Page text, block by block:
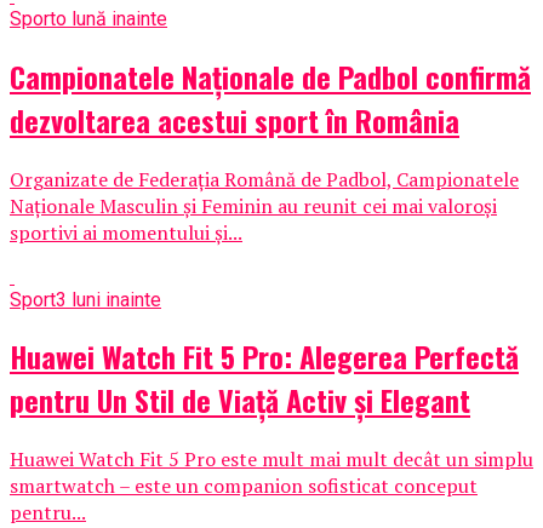
Sporto lună inainte
Campionatele Naționale de Padbol confirmă
dezvoltarea acestui sport în România
Organizate de Federația Română de Padbol, Campionatele
Naționale Masculin și Feminin au reunit cei mai valoroși
sportivi ai momentului și...
Sport3 luni inainte
Huawei Watch Fit 5 Pro: Alegerea Perfectă
pentru Un Stil de Viață Activ și Elegant
Huawei Watch Fit 5 Pro este mult mai mult decât un simplu
smartwatch – este un companion sofisticat conceput
pentru...